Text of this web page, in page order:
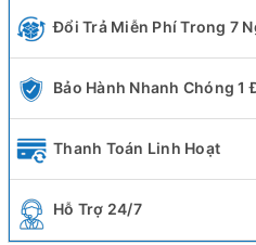
Đổi Trả Miễn Phí Trong 7
Bảo Hành Nhanh Chóng 1
Thanh Toán Linh Hoạt
Hỗ Trợ 24/7